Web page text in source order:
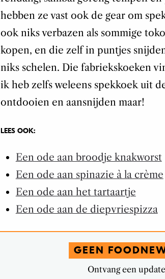
hebben ze vast ook de gear om
ook niks verbazen als sommige
kopen, en die zelf in puntjes
niks schelen. Die fabriekskoeken
ik heb zelfs weleens spekkoek uit
ontdooien en aansnijden maar!
LEES OOK:
Een ode aan broodje knakworst
Een ode aan spinazie à la crème
Een ode aan het tartaartje
Een ode aan de diepvriespizza
GEEN
Ontvang een